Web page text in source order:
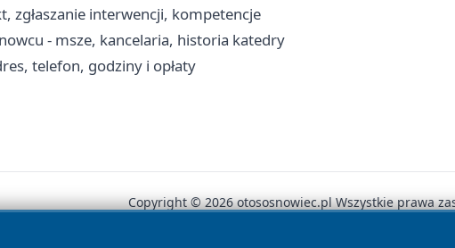
zgłaszanie interwencji, kompetencje
- msze, kancelaria, historia katedry
telefon, godziny i opłaty
Copyright © 2026 otososnowiec.pl Wszystkie prawa